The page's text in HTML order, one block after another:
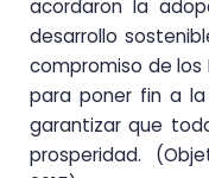
acordaron la
desarrollo
compromiso de los
para poner fin a
garantizar que
prosperidad.